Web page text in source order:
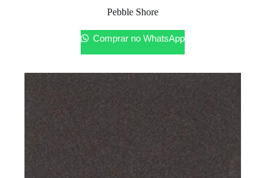
Pebble Shore
Comprar no WhatsApp